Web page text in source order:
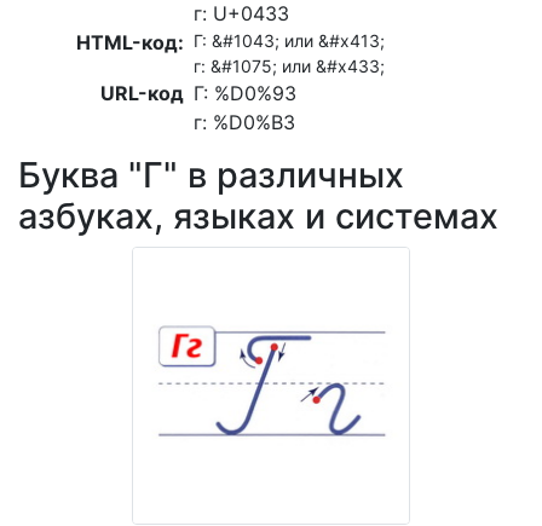
г: U+0433
HTML-код: Г: &#1043; или &#x413;
г: &#1075; или &#x433;
URL-код Г: %D0%93
г: %D0%B3
Буква "Г" в различных
азбуках, языках и системах